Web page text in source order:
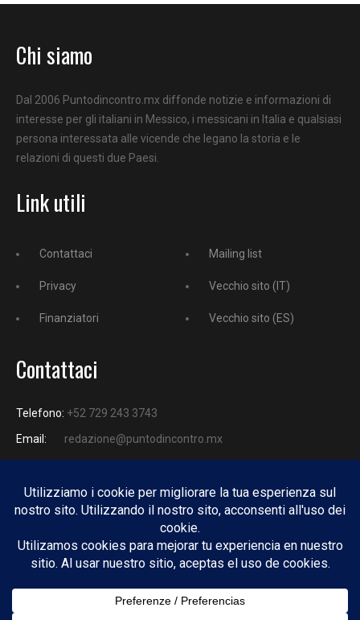
Chi siamo
Dal 2006 Puntodincontro.mx diffonde notizie e informazioni di
interesse per gli italiani in Messico, i messicani in Italia e qualsiasi
persona interessata alle vicende che legano la storia e le
relazioni di questi due Paesi.
Link utili
Contattaci
Privacy
Finanziatori
Mailing list
Vecchio sito (IT)
Vecchio sito (ES)
Contattaci
Telefono: +52 729 243 3743
Email:
redazione@puntodincontro.mx
PUNTODINCONTRO